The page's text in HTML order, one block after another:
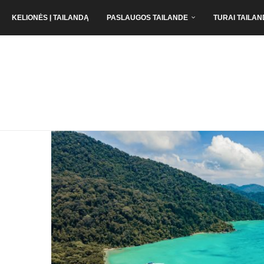
KELIONĖS Į TAILANDĄ PASLAUGOS TAILANDE TURAI